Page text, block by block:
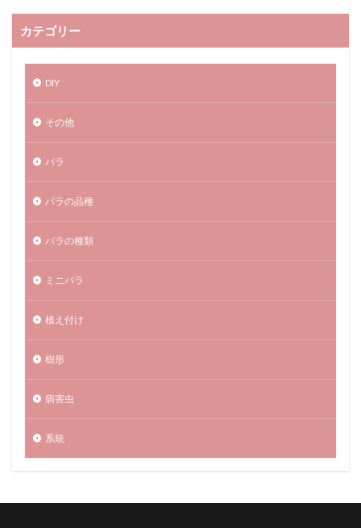
カテゴリー
DIY
その他
バラ
バラの品種
バラの種類
ミニバラ
植え付け
樹形
病害虫
系統